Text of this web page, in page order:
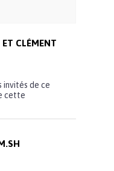
ET CLÉMENT
invités de ce
cette